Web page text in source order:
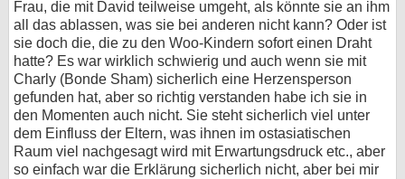
Frau, die mit David teilweise umgeht, als könnte sie an ihm
all das ablassen, was sie bei anderen nicht kann? Oder ist
sie doch die, die zu den Woo-Kindern sofort einen Draht
hatte? Es war wirklich schwierig und auch wenn sie mit
Charly (Bonde Sham) sicherlich eine Herzensperson
gefunden hat, aber so richtig verstanden habe ich sie in
den Momenten auch nicht. Sie steht sicherlich viel unter
dem Einfluss der Eltern, was ihnen im ostasiatischen
Raum viel nachgesagt wird mit Erwartungsdruck etc., aber
so einfach war die Erklärung sicherlich nicht, aber bei mir